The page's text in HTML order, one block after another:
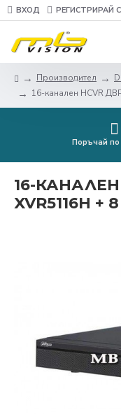
ВХОД РЕГИСТРИРАЙ
Производител
16-канален HCVR
Поръчай
16-КАНАЛЕН
XVR5116H